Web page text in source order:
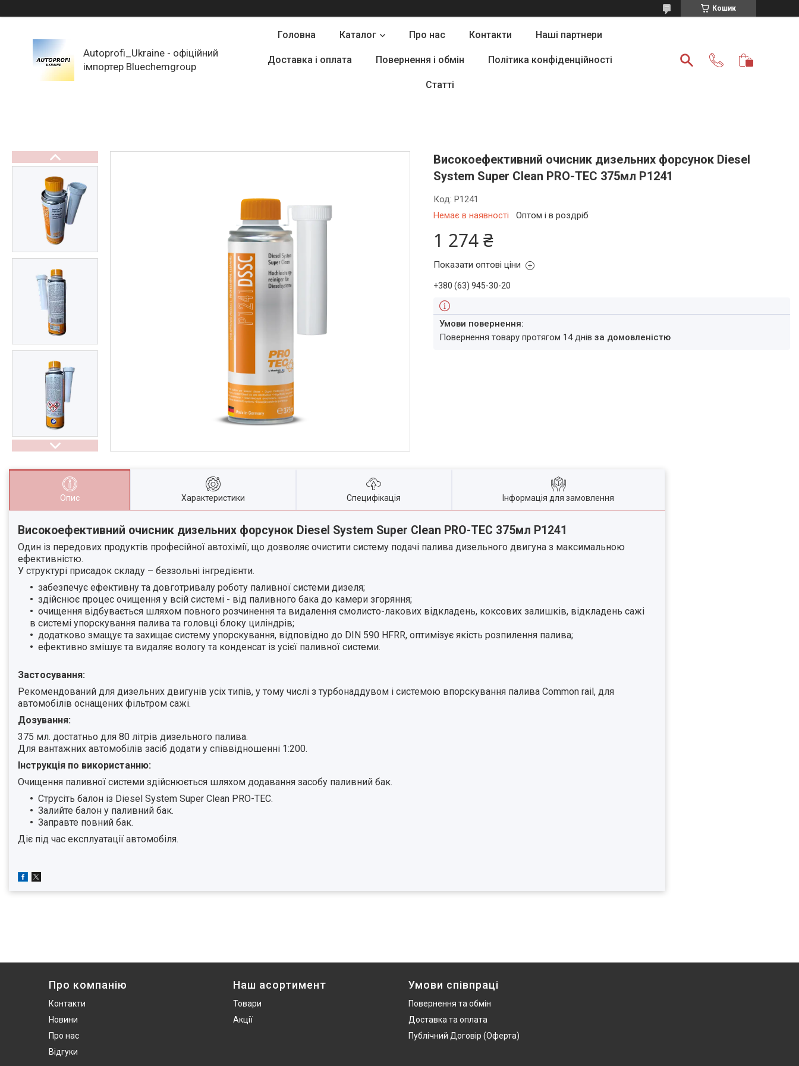
Кошик
Autoprofi_Ukraine - офіційний
імпортер Bluechemgroup
Головна Каталог Про нас Контакти Наші партнери
Доставка і оплата Повернення і обмін Політика конфіденційності
Статті
Високоефективний очисник дизельних форсунок Diesel
System Super Clean PRO-TEC 375мл P1241
Немає в наявності Оптом і в роздріб
Код:P1241
1 274 ₴
Показати оптові ціни
+380 (63) 945-30-20
повернення товару протягом 14 днівза домовленістю
Опис Характеристики Специфікація Інформація для замовлення
Високоефективний очисник дизельних форсунок Diesel System Super Clean PRO-TEC 375мл P1241
Один із передових продуктів професійної автохімії, що дозволяє очистити систему подачі палива дизельного двигуна з максимальною
ефективністю.
У структурі присадок складу – беззольні інгредієнти.
забезпечує ефективну та довготривалу роботу паливної системи дизеля;
здійснює процес очищення у всій системі - від паливного бака до камери згоряння;
очищення відбувається шляхом повного розчинення та видалення смолисто-лакових відкладень, коксових залишків, відкладень сажі
в системі упорскування палива та головці блоку циліндрів;
додатково змащує та захищає систему упорскування, відповідно до DIN 590 HFRR, оптимізує якість розпилення палива;
ефективно змішує та видаляє вологу та конденсат із усієї паливної системи.
Застосування:
Рекомендований для дизельних двигунів усіх типів, у тому числі з турбонаддувом і системою впорскування палива Common rail, для
автомобілів оснащених фільтром сажі.
Дозування:
375 мл. достатньо для 80 літрів дизельного палива.
Для вантажних автомобілів засіб додати у співвідношенні 1:200.
Інструкція по використанню:
Очищення паливної системи здійснюється шляхом додавання засобу паливний бак.
Струсіть балон із Diesel System Super Clean PRO-TEC.
Залийте балон у паливний бак.
Заправте повний бак.
Діє під час експлуатації автомобіля.
Про компанію
Контакти
Новини
Про нас
Відгуки
Наш асортимент
Товари
Акції
Умови співпраці
Повернення та обмін
Доставка та оплата
Публічний Договір (Оферта)